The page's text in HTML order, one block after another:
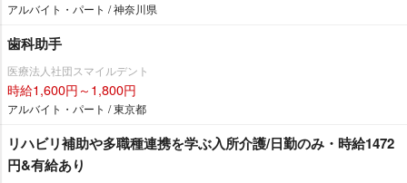
アルバイト・パート / 神奈川県
歯科助手
医療法人社団スマイルデント
時給1,600円～1,800円
アルバイト・パート / 東京都
リハビリ補助や多職種連携を学ぶ入所介護/日勤のみ・時給1472
円&有給あり